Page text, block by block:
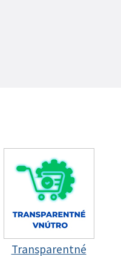
Transparentné